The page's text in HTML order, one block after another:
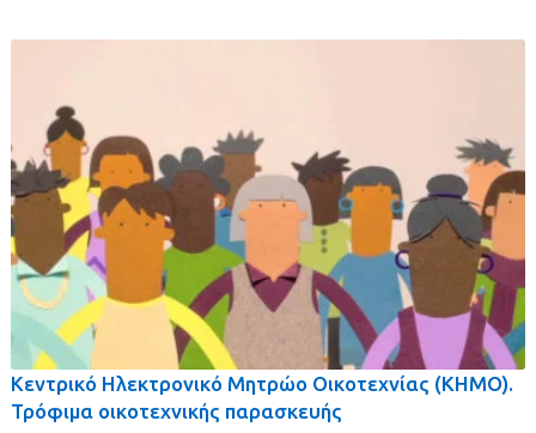
Κεντρικό Ηλεκτρονικό Μητρώο Οικοτεχνίας (ΚΗΜΟ).
Τρόφιμα οικοτεχνικής παρασκευής